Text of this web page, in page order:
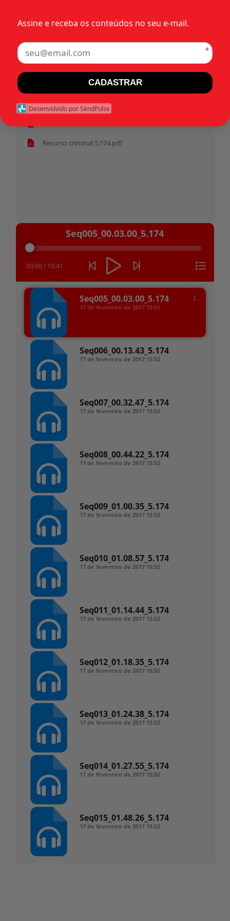
Tags:
Pasta anterior
Recurso criminal 5.174.pdf
Tocador
áudio
Seq005_00.03.00_5.174
00:00 / 10:41
Seq005_00.03.00_5.174
17 de fevereiro de 2017 15:51
Seq006_00.13.43_5.174
17 de fevereiro de 2017 15:52
Seq007_00.32.47_5.174
17 de fevereiro de 2017 15:52
Seq008_00.44.22_5.174
17 de fevereiro de 2017 15:52
Seq009_01.00.35_5.174
17 de fevereiro de 2017 15:52
Seq010_01.08.57_5.174
17 de fevereiro de 2017 15:52
Seq011_01.14.44_5.174
17 de fevereiro de 2017 15:52
Seq012_01.18.35_5.174
17 de fevereiro de 2017 15:52
Seq013_01.24.38_5.174
17 de fevereiro de 2017 15:52
Seq014_01.27.55_5.174
17 de fevereiro de 2017 15:52
Seq015_01.48.26_5.174
17 de fevereiro de 2017 15:52
Assine e receba os conteúdos no seu e-mail.
*
CADASTRAR
Desenvolvido por SendPulse